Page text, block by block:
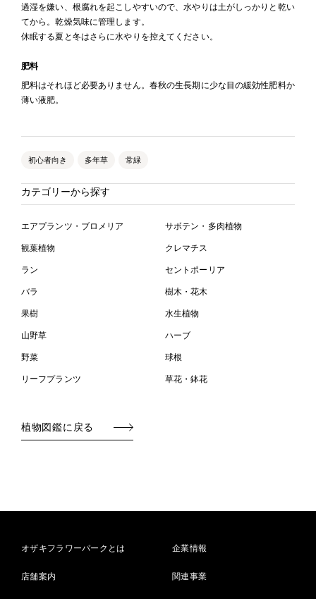
過湿を嫌い、根腐れを起こしやすいので、水やりは土がしっかりと乾い
てから。乾燥気味に管理します。
休眠する夏と冬はさらに水やりを控えてください。
肥料
肥料はそれほど必要ありません。春秋の生長期に少な目の緩効性肥料か
薄い液肥。
初心者向き 多年草 常緑
カテゴリーから探す
エアプランツ・ブロメリア サボテン・多肉植物
観葉植物 クレマチス
ラン セントポーリア
バラ 樹木・花木
果樹 水生植物
山野草 ハーブ
野菜 球根
リーフプランツ 草花・鉢花
植物図鑑に戻る
オザキフラワーパークとは
店舗案内
企業情報
関連事業